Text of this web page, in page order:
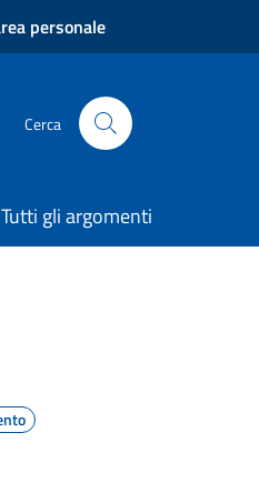
personale
Cerca
Tutti gli argomenti